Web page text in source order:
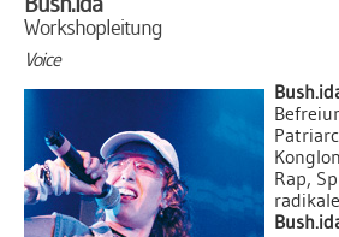
Workshopleitung
Voice
Rap,